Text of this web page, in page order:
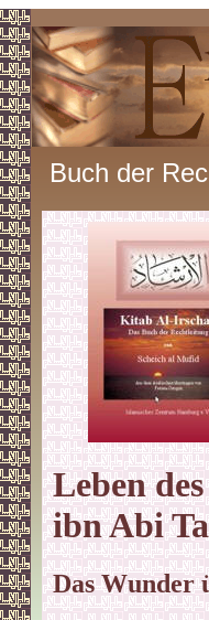
Buch der
Leben
ibn Abi
Das Wunder